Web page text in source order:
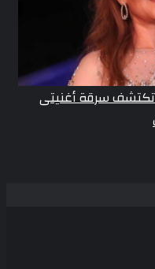
تكتشف سرقة أغنيتى